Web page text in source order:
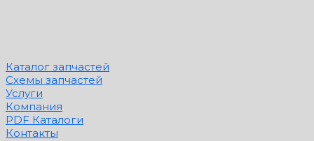
Каталог запчастей
Схемы запчастей
Услуги
Компания
PDF Каталоги
Контакты